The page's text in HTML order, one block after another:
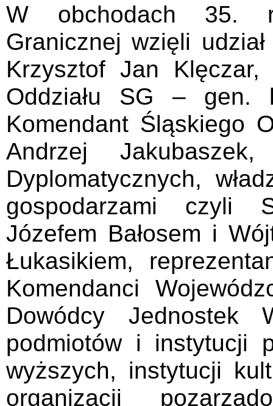
W obchodach 35.
Granicznej wzięli
Krzysztof Jan Klęczar,
Oddziału SG – gen.
Komendant Śląskiego
Andrzej
Dyplomatycznych,
gospodarzami czyli
Józefem Bałosem i
Łukasikiem,
Komendanci
Dowódcy Jednostek
podmiotów i instytucji
wyższych, instytucji
organizacji